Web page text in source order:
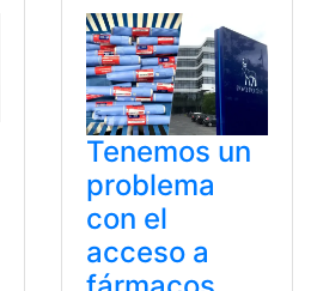
Tenemos un
problema
con el
acceso a